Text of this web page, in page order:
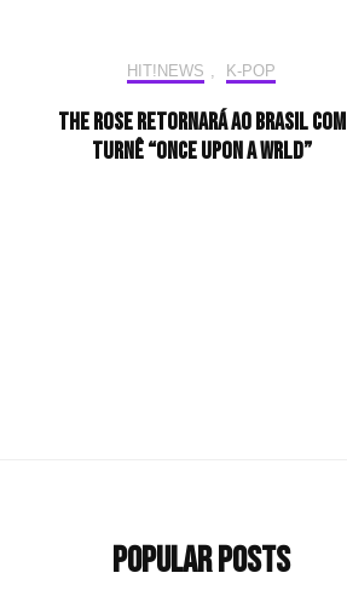
HIT!NEWS , K-POP
The Rose retornará ao Brasil com
turnê “Once Upon a WRLD”
Popular Posts